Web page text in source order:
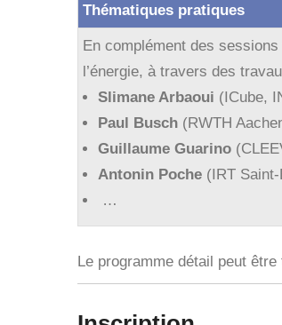
Thématiques pratiques
En complément des
l’énergie, à travers des
Slimane Arbaoui (ICube,
Paul Busch (RWTH
Guillaume Guarino
Antonin Poche (IRT
…
Le programme détail peut être